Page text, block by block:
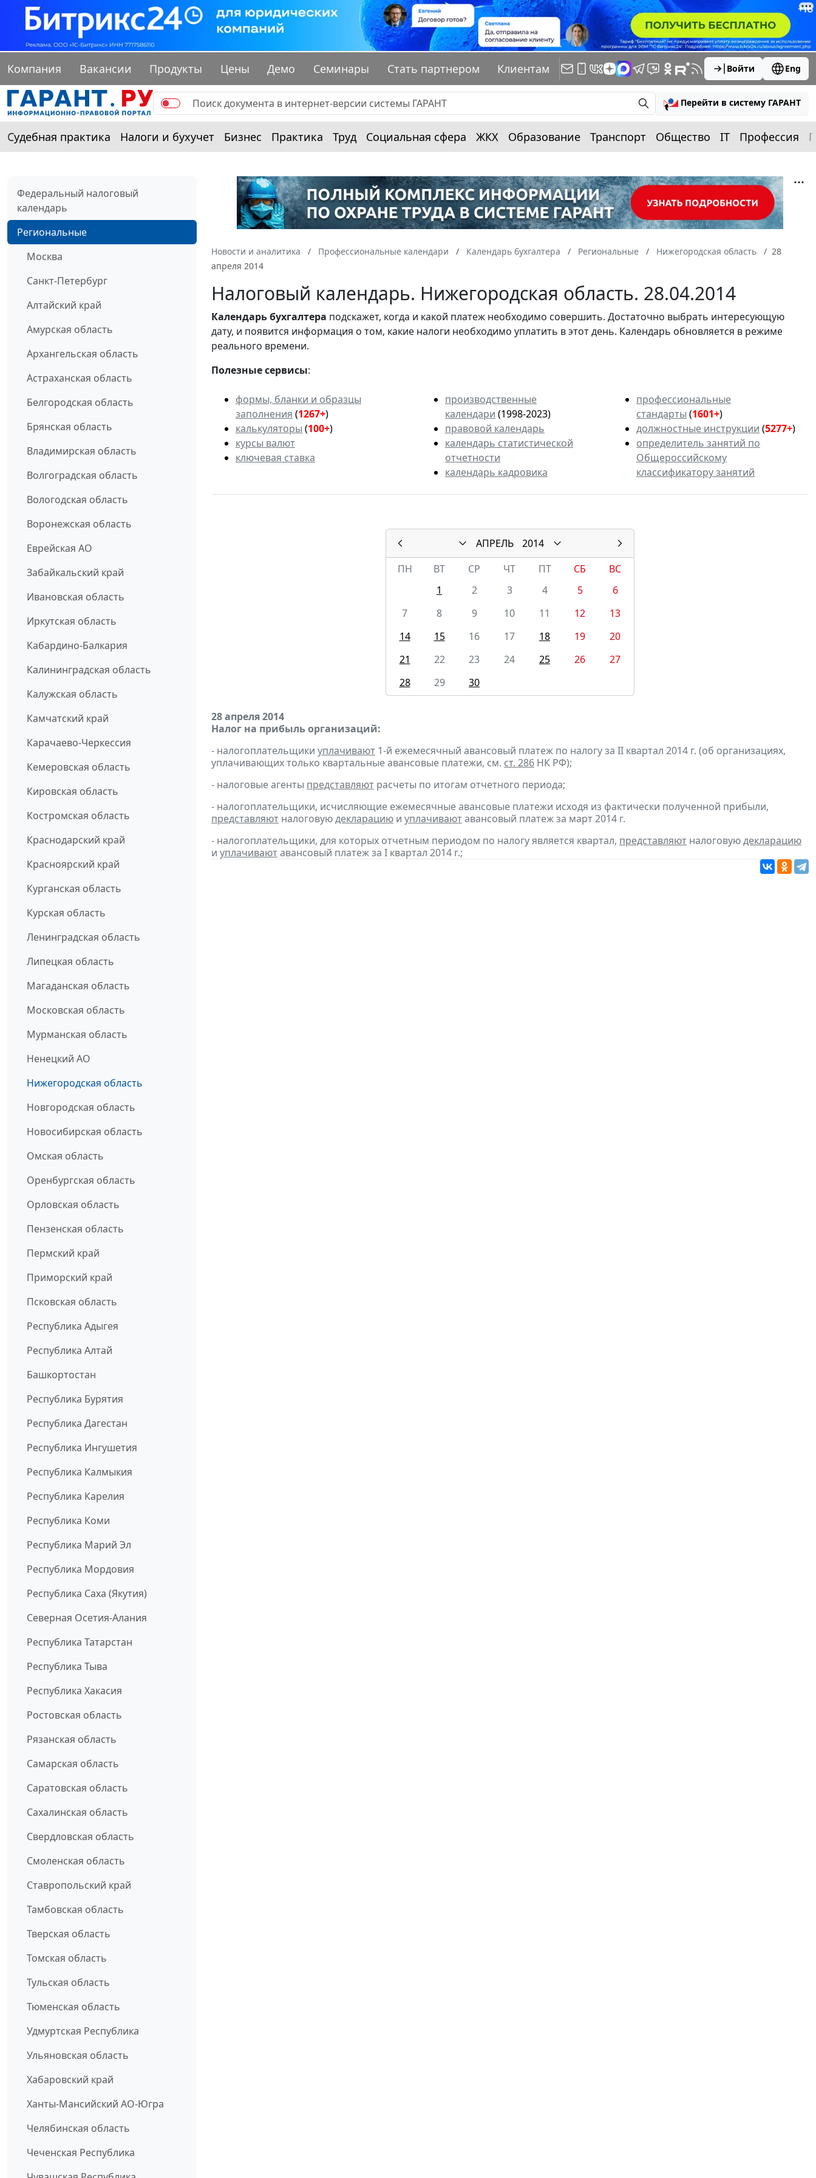
Компания Вакансии Продукты Цены Демо Семинары Стать партнером Клиентам Войти Eng
Перейти в систему ГАРАНТ
Судебная практика Налоги и бухучет Бизнес Практика Труд Социальная сфера ЖКХ Образование Транспорт Общество IT Профессия
Федеральный налоговый
календарь
Региональные
Москва
Санкт-Петербург
Алтайский край
Амурская область
Архангельская область
Астраханская область
Белгородская область
Брянская область
Владимирская область
Волгоградская область
Вологодская область
Воронежская область
Еврейская АО
Забайкальский край
Ивановская область
Иркутская область
Кабардино-Балкария
Калининградская область
Калужская область
Камчатский край
Карачаево-Черкессия
Кемеровская область
Кировская область
Костромская область
Краснодарский край
Красноярский край
Курганская область
Курская область
Ленинградская область
Липецкая область
Магаданская область
Московская область
Мурманская область
Ненецкий АО
Нижегородская область
Новгородская область
Новосибирская область
Омская область
Оренбургская область
Орловская область
Пензенская область
Пермский край
Приморский край
Псковская область
Республика Адыгея
Республика Алтай
Башкортостан
Республика Бурятия
Республика Дагестан
Республика Ингушетия
Республика Калмыкия
Республика Карелия
Республика Коми
Республика Марий Эл
Республика Мордовия
Республика Саха (Якутия)
Северная Осетия-Алания
Республика Татарстан
Республика Тыва
Республика Хакасия
Ростовская область
Рязанская область
Самарская область
Саратовская область
Сахалинская область
Свердловская область
Смоленская область
Ставропольский край
Тамбовская область
Тверская область
Томская область
Тульская область
Тюменская область
Удмуртская Республика
Ульяновская область
Хабаровский край
Ханты-Мансийский АО-Югра
Челябинская область
Чеченская Республика
Новости и аналитика Профессиональные календари Календарь бухгалтера Региональные Нижегородская область
28
апреля 2014
Налоговый календарь. Нижегородская область. 28.04.2014
Календарьбухгалтера подскажет, когда и какой платеж необходимо совершить. Достаточно выбрать интересующую
дату, и появится информация о том, какие налоги необходимо уплатить в этот день. Календарь обновляется в режиме
реального времени.
Полезные сервисы:
формы, бланки и образцы
заполнения (1267+)
калькуляторы (100+)
курсы валют
ключевая ставка
производственные
календари (1998-2023)
правовой календарь
календарь статистической
отчетности
календарь кадровика
профессиональные
стандарты (1601+)
должностные инструкции (5277+)
определитель занятий по
Общероссийскому
классификатору занятий
АПРЕЛЬ
2014
ПН
ВТ СР ЧТ ПТ СБ
ВС
1
2 3 4 5
6
7
8 9 10 11 12
13
14
15 16 17 18 19
20
21
22 23 24 25 26
27
28
29 30
28 апреля 2014
Налог на прибыль организаций:
- налогоплательщики уплачивают 1-й ежемесячный авансовый платеж по налогу за II квартал 2014 г. (об организациях,
уплачивающих только квартальные авансовые платежи, см. ст. 286 НК РФ);
- налоговые агенты представляют расчеты по итогам отчетного периода;
- налогоплательщики, исчисляющие ежемесячные авансовые платежи исходя из фактически полученной прибыли,
представляют налоговуюдекларацию и уплачиваютавансовый платеж за март 2014 г.
- налогоплательщики, для которых отчетным периодом по налогу является квартал, представляют налоговуюдекларацию
и уплачиваютавансовый платеж за I квартал 2014 г.;